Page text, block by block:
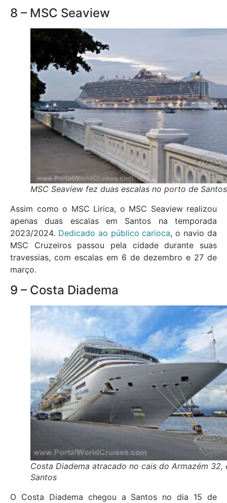
8 – MSC Seaview
MSC Seaview fez duas escalas no porto de Santos
Assim como o MSC Lirica, o MSC Seaview realizou
apenas duas escalas em Santos na temporada
2023/2024. Dedicado ao público carioca, o navio da
MSC Cruzeiros passou pela cidade durante suas
travessias, com escalas em 6 de dezembro e 27 de
março.
9 – Costa Diadema
Costa Diadema atracado no cais do Armazém 32,
Santos
O Costa Diadema chegou a Santos no dia 15 de